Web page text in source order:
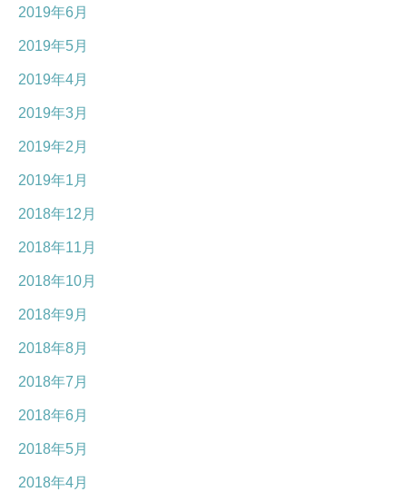
2019年6月
2019年5月
2019年4月
2019年3月
2019年2月
2019年1月
2018年12月
2018年11月
2018年10月
2018年9月
2018年8月
2018年7月
2018年6月
2018年5月
2018年4月